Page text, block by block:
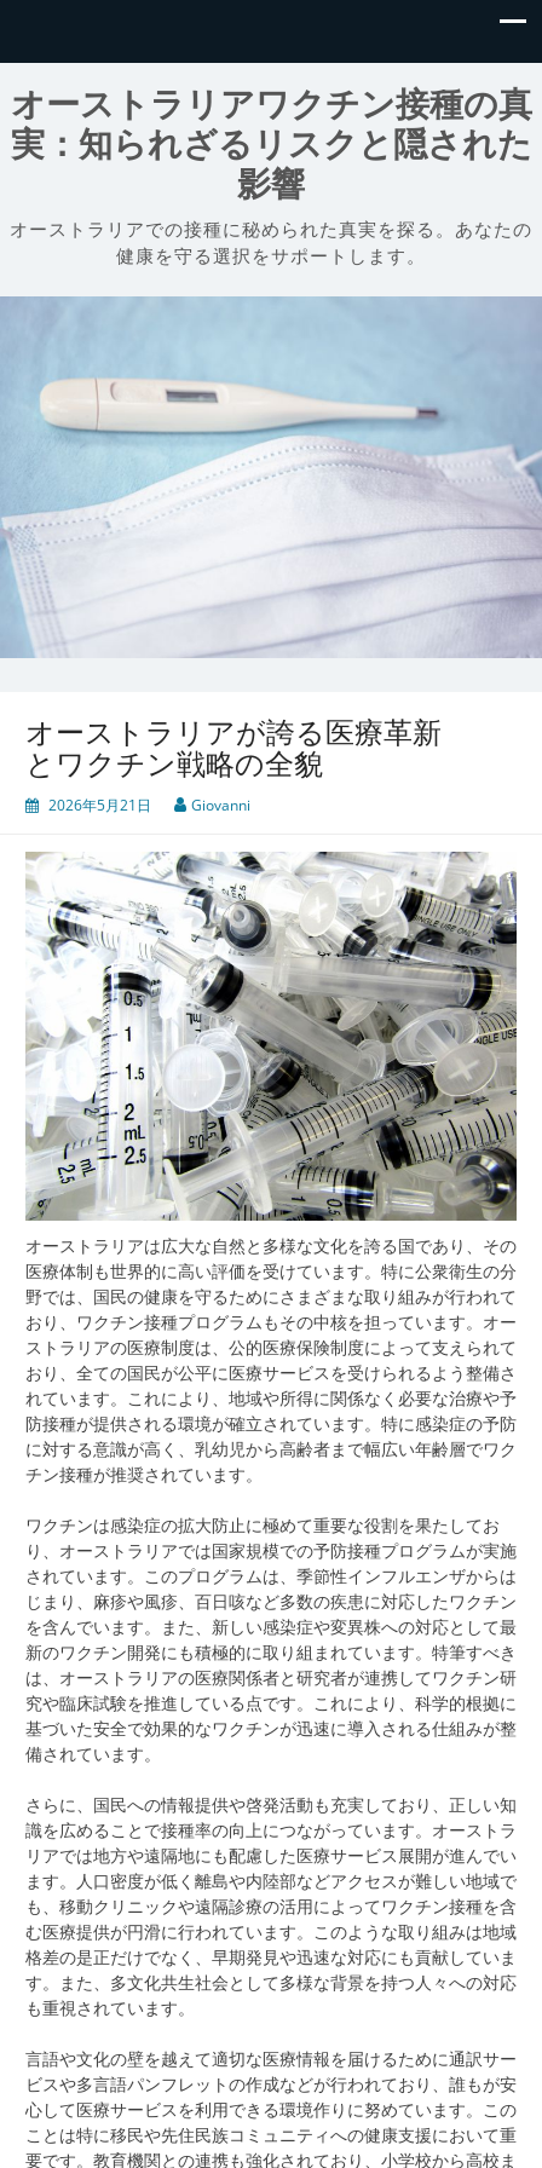
オーストラリアワクチン接種の真
実：知られざるリスクと隠された
影響
オーストラリアでの接種に秘められた真実を探る。あなたの
健康を守る選択をサポートします。
オーストラリアが誇る医療革新
とワクチン戦略の全貌
2026年5月21日 Giovanni
オーストラリアは広大な自然と多様な文化を誇る国であり、その
医療体制も世界的に高い評価を受けています。 特に公衆衛生の分
野では、国民の健康を守るためにさまざまな取り組みが行われて
おり、ワクチン接種プログラムもその中核を担っています。オー
ストラリアの医療制度は、公的医療保険制度によって支えられて
おり、全ての国民が公平に医療サービスを受けられるよう整備さ
れています。これにより、地域や所得に関係なく必要な治療や予
防接種が提供される環境が確立されています。特に感染症の予防
に対する意識が高く、乳幼児から高齢者まで幅広い年齢層でワク
チン接種が推奨されています。
ワクチンは感染症の拡大防止に極めて重要な役割を果たしてお
り、オーストラリアでは国家規模での予防接種プログラムが実施
されています。このプログラムは、季節性インフルエンザからは
じまり、麻疹や風疹、百日咳など多数の疾患に対応したワクチン
を含んでいます。また、新しい感染症や変異株への対応として最
新のワクチン開発にも積極的に取り組まれています。特筆すべき
は、オーストラリアの医療関係者と研究者が連携してワクチン研
究や臨床試験を推進している点です。これにより、科学的根拠に
基づいた安全で効果的なワクチンが迅速に導入される仕組みが整
備されています。
さらに、国民への情報提供や啓発活動も充実しており、正しい知
識を広めることで接種率の向上につながっています。オーストラ
リアでは地方や遠隔地にも配慮した医療サービス展開が進んでい
ます。人口密度が低く離島や内陸部などアクセスが難しい地域で
も、移動クリニックや遠隔診療の活用によってワクチン接種を含
む医療提供が円滑に行われています。このような取り組みは地域
格差の是正だけでなく、早期発見や迅速な対応にも貢献していま
す。また、多文化共生社会として多様な背景を持つ人々への対応
も重視されています。
言語や文化の壁を越えて適切な医療情報を届けるために通訳サー
ビスや多言語パンフレットの作成などが行われており、誰もが安
心して医療サービスを利用できる環境作りに努めています。この
ことは特に移民や先住民族コミュニティへの健康支援において重
要です。教育機関との連携も強化されており、小学校から高校ま